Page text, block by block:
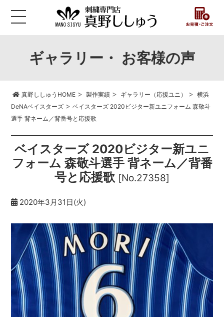
ギャラリー・ お客様の声
真野ししゅうHOME> 製作実績> ギャラリー（応援ユニ） > 横浜
DeNAベイスターズ >ベイスターズ 2020ビジター新ユニフォーム 森敬斗
選手 背ネーム／背番号と応援歌
ベイスターズ 2020ビジター新ユニ
フォーム 森敬斗選手 背ネーム／背番
号と応援歌 [No.27358]
2020年3月31日(火)